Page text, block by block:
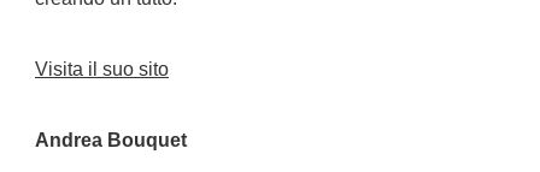
Visita il suo sito
Andrea Bouquet